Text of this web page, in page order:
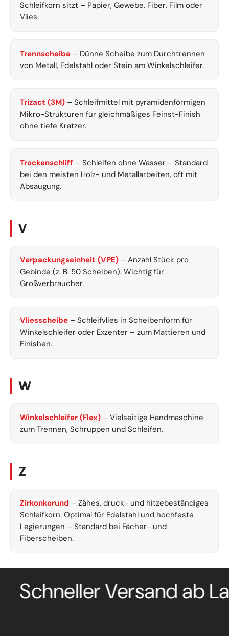
Schleifkorn sitzt – Papier, Gewebe, Fiber, Film oder
Vlies.
Trennscheibe – Dünne Scheibe zum Durchtrennen
von Metall, Edelstahl oder Stein am Winkelschleifer.
Trizact (3M) – Schleifmittel mit pyramidenförmigen
Mikro-Strukturen für gleichmäßiges Feinst-Finish
ohne tiefe Kratzer.
Trockenschliff – Schleifen ohne Wasser – Standard
bei den meisten Holz- und Metallarbeiten, oft mit
Absaugung.
V
Verpackungseinheit (VPE) – Anzahl Stück pro
Gebinde (z. B. 50 Scheiben). Wichtig für
Großverbraucher.
Vliesscheibe – Schleifvlies in Scheibenform für
Winkelschleifer oder Exzenter – zum Mattieren und
Finishen.
W
Winkelschleifer (Flex) – Vielseitige Handmaschine
zum Trennen, Schruppen und Schleifen.
Z
Zirkonkorund – Zähes, druck- und hitzebeständiges
Schleifkorn. Optimal für Edelstahl und hochfeste
Legierungen – Standard bei Fächer- und
Fiberscheiben.
Versand ab Lager